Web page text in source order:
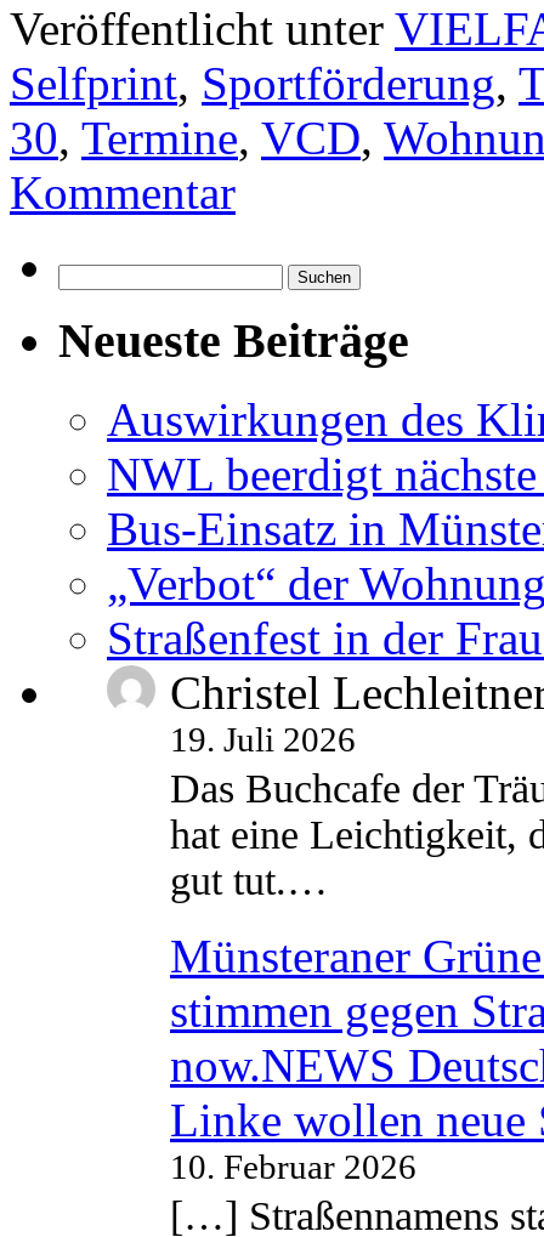
Veröffentlicht unter
Selfprint, Sportförderung,
30, Termine, VCD,
Kommentar
nach:
Neueste Beiträge
Auswirkungen des
NWL beerdigt
Bus-Einsatz in
„Verbot“ der
Straßenfest in der
Christel
19. Juli 2026
Das Buchcafe der
hat eine Leichtigkeit,
gut tut.…
Münsteraner
stimmen gegen
now.NEWS
Linke wollen neue
10. Februar 2026
[…] Straßennamens